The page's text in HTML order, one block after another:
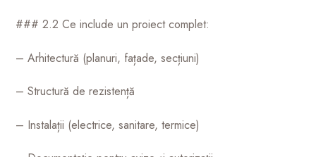
### 2.2 Ce include un proiect complet:
– Arhitectură (planuri, fațade, secțiuni)
– Structură de rezistență
– Instalații (electrice, sanitare, termice)